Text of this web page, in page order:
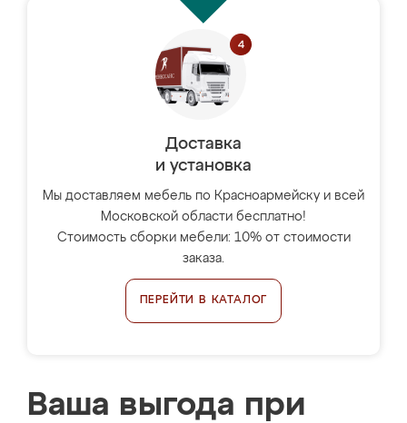
Доставка
и установка
Мы доставляем мебель по Красноармейску и всей
Московской области бесплатно!
Стоимость сборки мебели: 10% от стоимости
заказа.
ПЕРЕЙТИ В КАТАЛОГ
Ваша выгода при